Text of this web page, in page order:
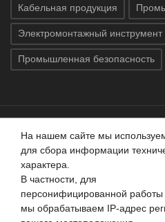
Кабельная продукция
Электромонтажный инструмент
Промышленная безопасность
Все права защищены ©
защищены.Использование
Данный сайт не является
положениями
На нашем сайте мы
для сбора информации
характера.
В частности, для
персонифицированной работы
мы обрабатываем IP-адрес